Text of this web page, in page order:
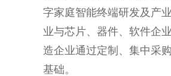
字家庭智能终端研发及产
业与芯片、器件、软件企
造企业通过定制、集中采
基础。